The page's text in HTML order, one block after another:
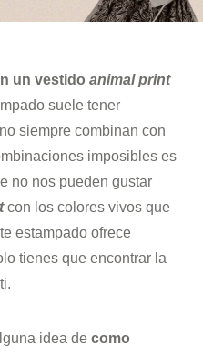
un vestido animal print
suele tener
siempre combinan con
imposibles es
no nos pueden gustar
con los colores vivos que
estampado ofrece
tienes que encontrar la
idea de como